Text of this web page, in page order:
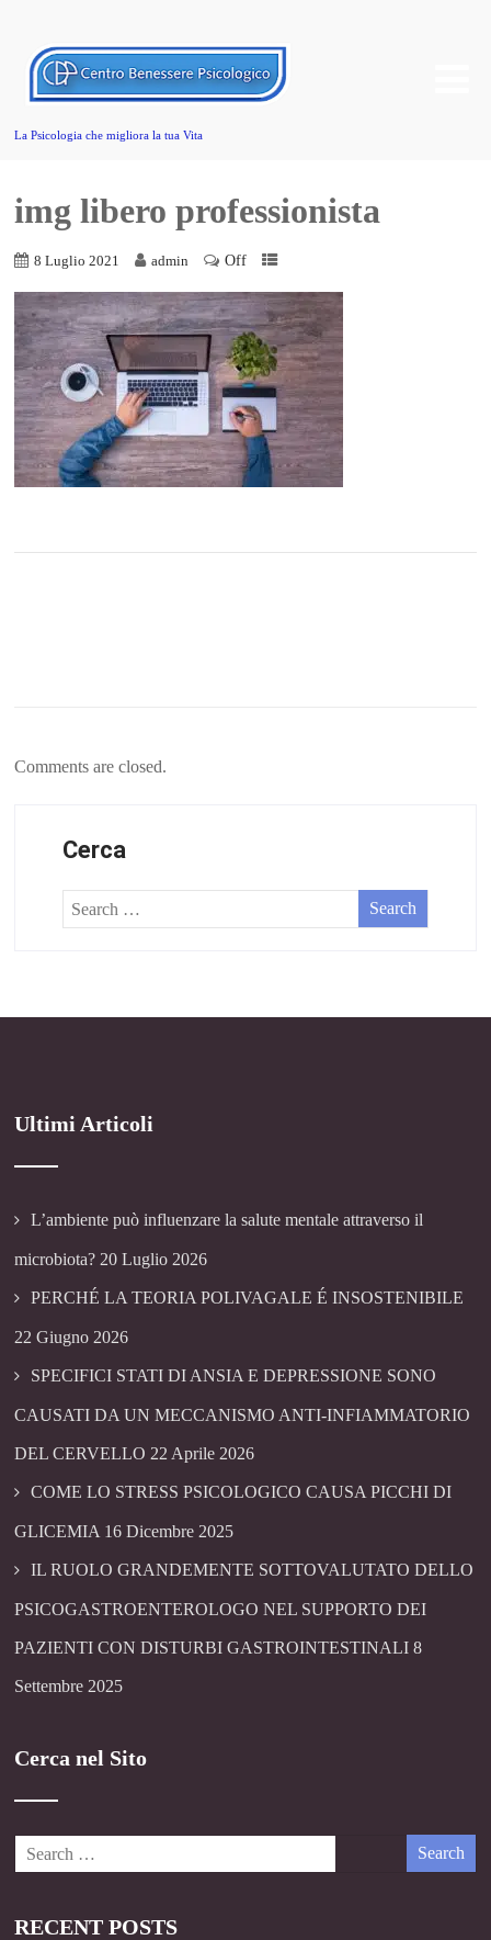
La Psicologia che migliora la tua Vita
img libero professionista
8 Luglio 2021 admin Off
Comments are closed.
Cerca
Ultimi Articoli
L’ambiente può influenzare la salute mentale attraverso il
microbiota? 20 Luglio 2026
PERCHÉ LA TEORIA POLIVAGALE É INSOSTENIBILE
22 Giugno 2026
SPECIFICI STATI DI ANSIA E DEPRESSIONE SONO
CAUSATI DA UN MECCANISMO ANTI-INFIAMMATORIO
DEL CERVELLO 22 Aprile 2026
COME LO STRESS PSICOLOGICO CAUSA PICCHI DI
GLICEMIA 16 Dicembre 2025
IL RUOLO GRANDEMENTE SOTTOVALUTATO DELLO
PSICOGASTROENTEROLOGO NEL SUPPORTO DEI
PAZIENTI CON DISTURBI GASTROINTESTINALI 8
Settembre 2025
Cerca nel Sito
RECENT POSTS